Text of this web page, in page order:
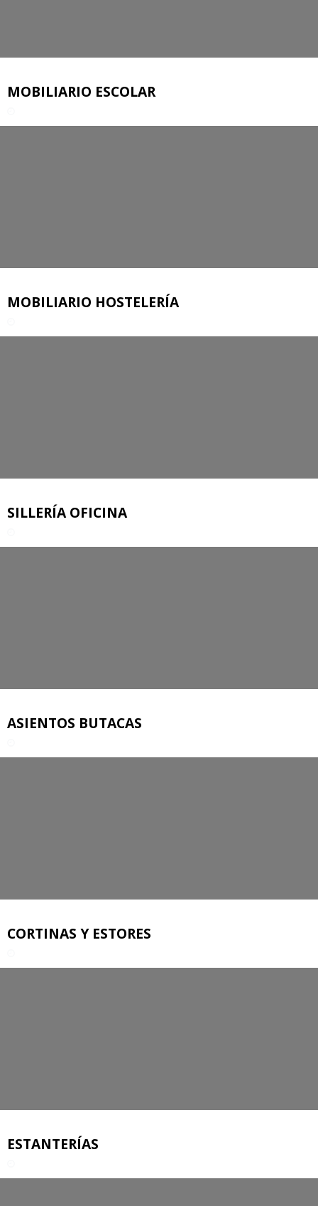
MOBILIARIO ESCOLAR
MOBILIARIO HOSTELERÍA
SILLERÍA OFICINA
ASIENTOS BUTACAS
CORTINAS Y ESTORES
ESTANTERÍAS